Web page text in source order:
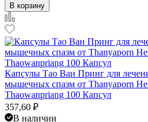
В корзину
Капсулы Тао Ван Принг для
мышечных спазм от Thanyaporn
Thaowanpriang 100 Капсул
357,60 ₽
В наличии